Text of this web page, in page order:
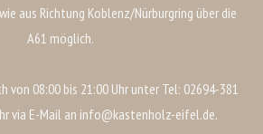
aus Richtung Koblenz/Nürburgring über die
A61 möglich.
von 08:00 bis 21:00 Uhr unter Tel: 02694-381
via E-Mail an info@kastenholz-eifel.de.